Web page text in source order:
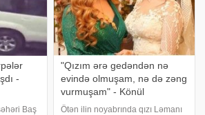
-
Baş
"Qızım ərə gedəndən nə
evində olmuşam, nə də zəng
vurmuşam" - Könül
Ötən ilin noyabrında qızı Ləmanı